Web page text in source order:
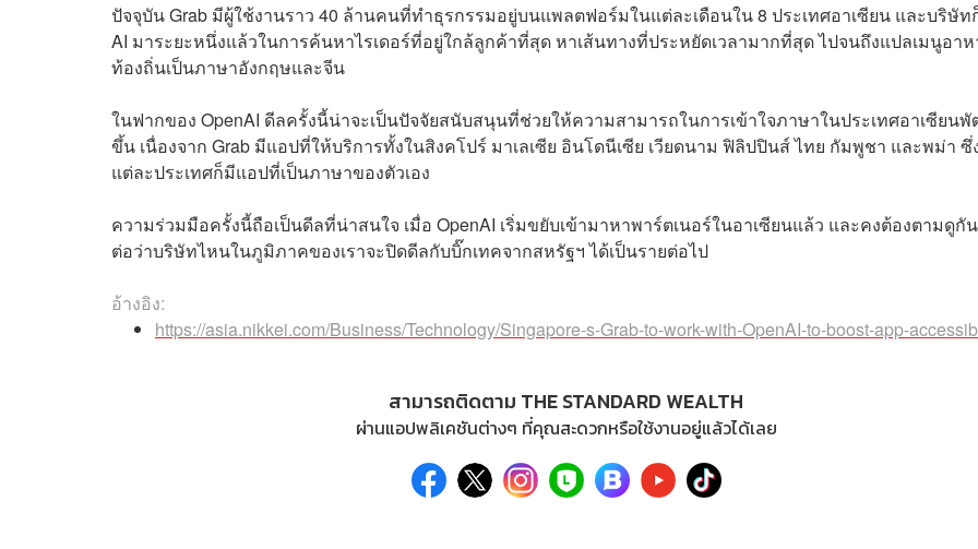
ปัจจุบัน Grab มีผู้ใช้งานราว 40 ล้านคนที่ทำธุรกรรมอยู่บนแพลตฟอร์มในแต่ละเดือนใน 8 ประเทศอาเซียน และบริษัท
AI มาระยะหนึ่งแล้วในการค้นหาไรเดอร์ที่อยู่ใกล้ลูกค้าที่สุด หาเส้นทางที่ประหยัดเวลามากที่สุด ไปจนถึงแปลเมนูอาห
ท้องถิ่นเป็นภาษาอังกฤษและจีน
ในฟากของ OpenAI ดีลครั้งนี้น่าจะเป็นปัจจัยสนับสนุนที่ช่วยให้ความสามารถในการเข้าใจภาษาในประเทศอาเซียน
ขึ้น เนื่องจาก Grab มีแอปที่ให้บริการทั้งในสิงคโปร์ มาเลเซีย อินโดนีเซีย เวียดนาม ฟิลิปปินส์ ไทย กัมพูชา และพม่า ซึ่
แต่ละประเทศก็มีแอปที่เป็นภาษาของตัวเอง
ความร่วมมือครั้งนี้ถือเป็นดีลที่น่าสนใจ เมื่อ OpenAI เริ่มขยับเข้ามาหาพาร์ตเนอร์ในอาเซียนแล้ว และคงต้องตามดูกัน
ต่อว่าบริษัทไหนในภูมิภาคของเราจะปิดดีลกับบิ๊กเทคจากสหรัฐฯ ได้เป็นรายต่อไป
อ้างอิง:
https://asia.nikkei.com/Business/Technology/Singapore-s-Grab-to-work-with-OpenAI-to-boost-app-
สามารถติดตาม THE STANDARD WEALTH
ผ่านแอปพลิเคชันต่างๆ ที่คุณสะดวกหรือใช้งานอยู่แล้วได้เลย